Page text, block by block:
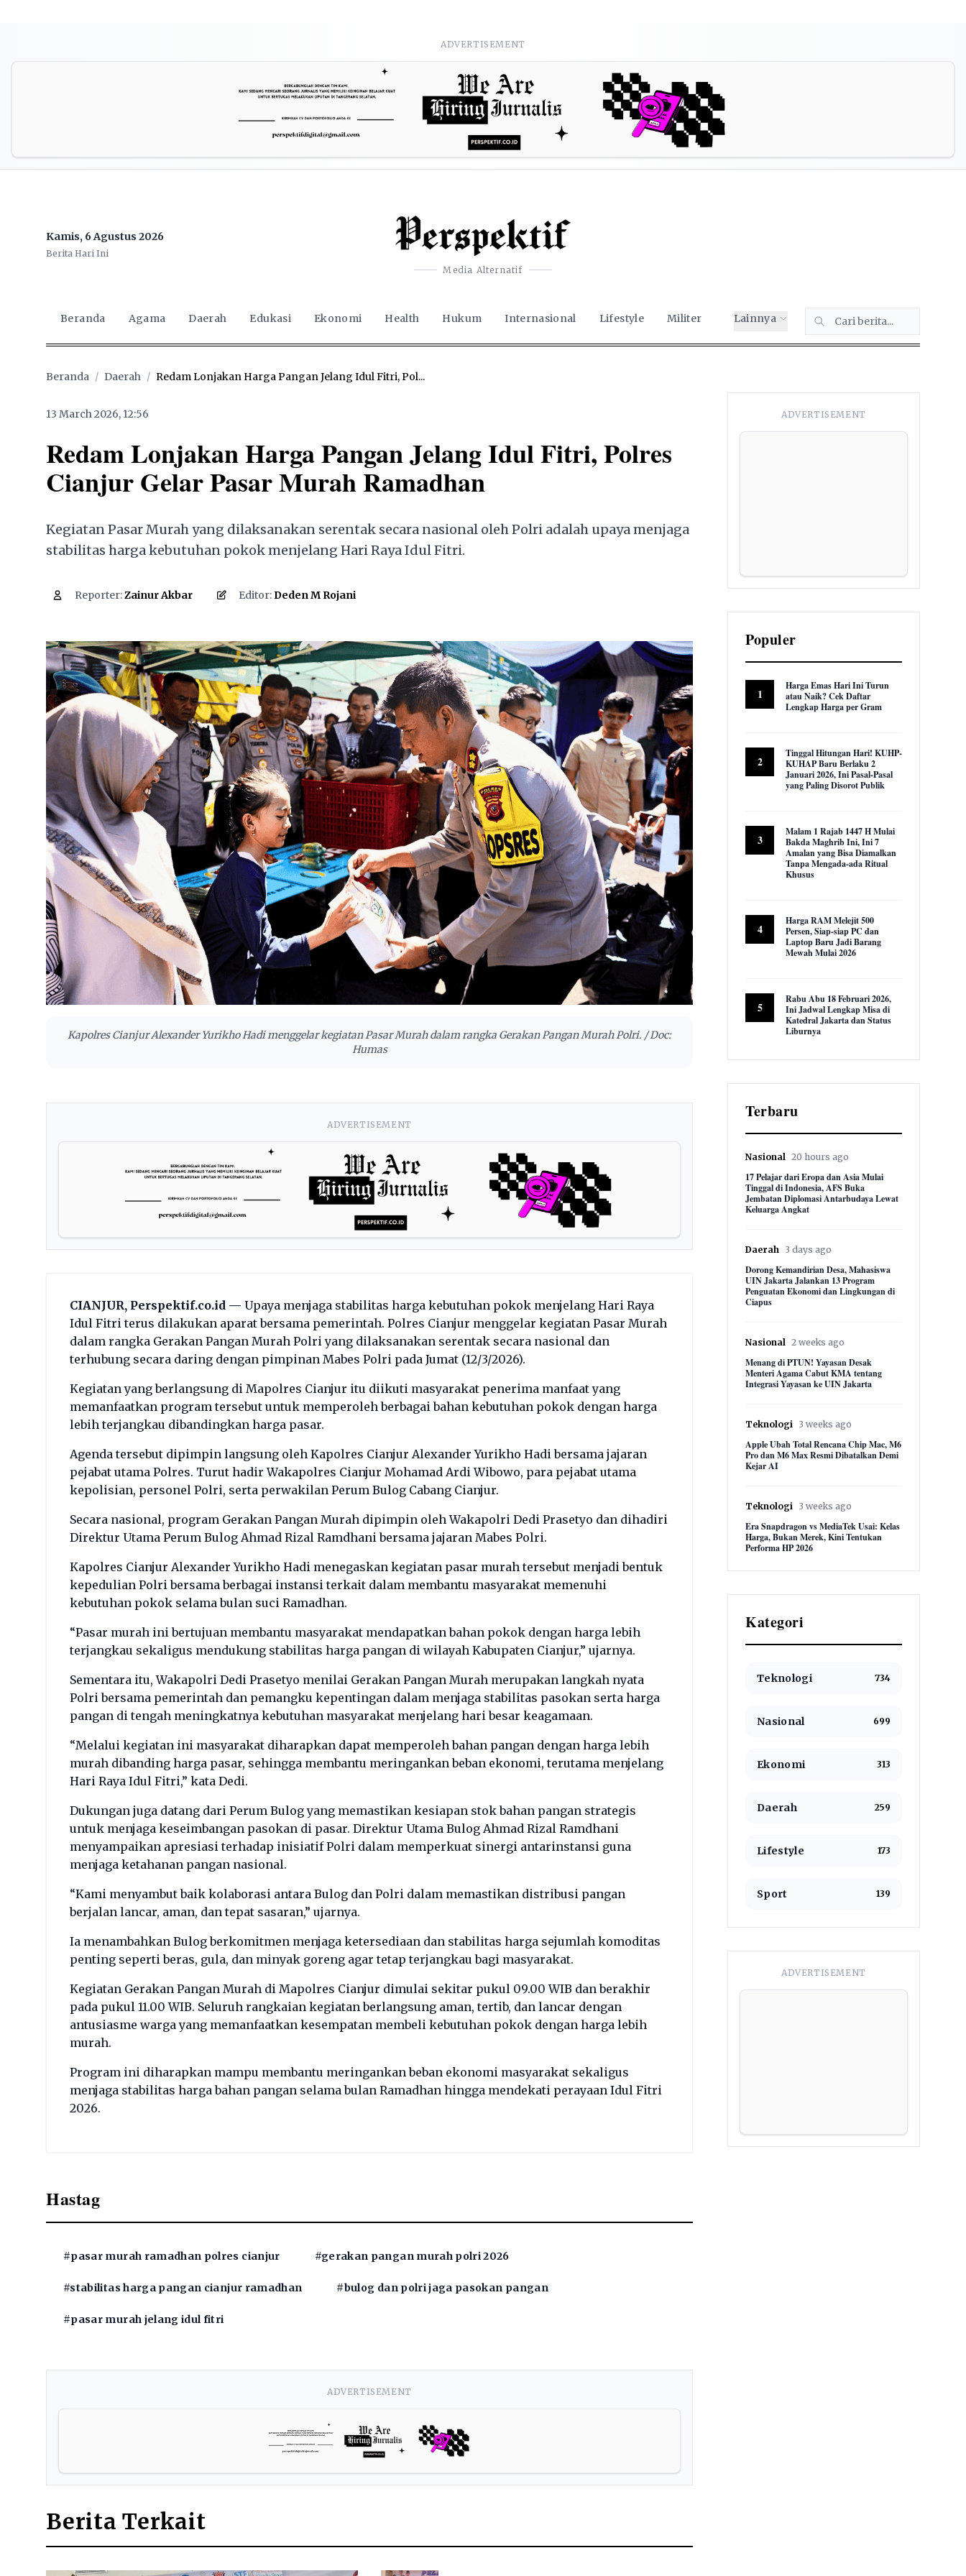
ADVERTISEMENT
Kamis, 6 Agustus 2026
Berita Hari Ini
Media Alternatif
Beranda Agama Daerah Edukasi Ekonomi Health Hukum Internasional Lifestyle Militer Lainnya
Beranda / Daerah / Redam Lonjakan Harga Pangan Jelang Idul Fitri, Pol...
13 March 2026, 12:56
Redam Lonjakan Harga Pangan Jelang Idul Fitri, Polres
Cianjur Gelar Pasar Murah Ramadhan
Kegiatan Pasar Murah yang dilaksanakan serentak secara nasional oleh Polri adalah upaya menjaga
stabilitas harga kebutuhan pokok menjelang Hari Raya Idul Fitri.
Reporter:Zainur Akbar Editor:Deden M Rojani
1,509
Kapolres Cianjur Alexander Yurikho Hadi menggelar kegiatan Pasar Murah dalam rangka Gerakan Pangan Murah Polri. / Doc:
Humas
ADVERTISEMENT
CIANJUR, Perspektif.co.id — Upaya menjaga stabilitas harga kebutuhan pokok menjelang Hari Raya
Idul Fitri terus dilakukan aparat bersama pemerintah. Polres Cianjur menggelar kegiatan Pasar Murah
dalam rangka Gerakan Pangan Murah Polri yang dilaksanakan serentak secara nasional dan
terhubung secara daring dengan pimpinan Mabes Polri pada Jumat (12/3/2026).
Kegiatan yang berlangsung di Mapolres Cianjur itu diikuti masyarakat penerima manfaat yang
memanfaatkan program tersebut untuk memperoleh berbagai bahan kebutuhan pokok dengan harga
lebih terjangkau dibandingkan harga pasar.
Agenda tersebut dipimpin langsung oleh Kapolres Cianjur Alexander Yurikho Hadi bersama jajaran
pejabat utama Polres. Turut hadir Wakapolres Cianjur Mohamad Ardi Wibowo, para pejabat utama
kepolisian, personel Polri, serta perwakilan Perum Bulog Cabang Cianjur.
Secara nasional, program Gerakan Pangan Murah dipimpin oleh Wakapolri Dedi Prasetyo dan dihadiri
Direktur Utama Perum Bulog Ahmad Rizal Ramdhani bersama jajaran Mabes Polri.
Kapolres Cianjur Alexander Yurikho Hadi menegaskan kegiatan pasar murah tersebut menjadi bentuk
kepedulian Polri bersama berbagai instansi terkait dalam membantu masyarakat memenuhi
kebutuhan pokok selama bulan suci Ramadhan.
“Pasar murah ini bertujuan membantu masyarakat mendapatkan bahan pokok dengan harga lebih
terjangkau sekaligus mendukung stabilitas harga pangan di wilayah Kabupaten Cianjur,” ujarnya.
Sementara itu, Wakapolri Dedi Prasetyo menilai Gerakan Pangan Murah merupakan langkah nyata
Polri bersama pemerintah dan pemangku kepentingan dalam menjaga stabilitas pasokan serta harga
pangan di tengah meningkatnya kebutuhan masyarakat menjelang hari besar keagamaan.
“Melalui kegiatan ini masyarakat diharapkan dapat memperoleh bahan pangan dengan harga lebih
murah dibanding harga pasar, sehingga membantu meringankan beban ekonomi, terutama menjelang
Hari Raya Idul Fitri,” kata Dedi.
Dukungan juga datang dari Perum Bulog yang memastikan kesiapan stok bahan pangan strategis
untuk menjaga keseimbangan pasokan di pasar. Direktur Utama Bulog Ahmad Rizal Ramdhani
menyampaikan apresiasi terhadap inisiatif Polri dalam memperkuat sinergi antarinstansi guna
menjaga ketahanan pangan nasional.
“Kami menyambut baik kolaborasi antara Bulog dan Polri dalam memastikan distribusi pangan
berjalan lancar, aman, dan tepat sasaran,” ujarnya.
Ia menambahkan Bulog berkomitmen menjaga ketersediaan dan stabilitas harga sejumlah komoditas
penting seperti beras, gula, dan minyak goreng agar tetap terjangkau bagi masyarakat.
Kegiatan Gerakan Pangan Murah di Mapolres Cianjur dimulai sekitar pukul 09.00 WIB dan berakhir
pada pukul 11.00 WIB. Seluruh rangkaian kegiatan berlangsung aman, tertib, dan lancar dengan
antusiasme warga yang memanfaatkan kesempatan membeli kebutuhan pokok dengan harga lebih
murah.
Program ini diharapkan mampu membantu meringankan beban ekonomi masyarakat sekaligus
menjaga stabilitas harga bahan pangan selama bulan Ramadhan hingga mendekati perayaan Idul Fitri
2026.
Hastag
#pasar murah ramadhan polres cianjur #gerakan pangan murah polri 2026
#stabilitas harga pangan cianjur ramadhan #bulog dan polri jaga pasokan pangan
#pasar murah jelang idul fitri
ADVERTISEMENT
Berita Terkait
ADVERTISEMENT
Populer
1
Harga Emas Hari Ini Turun
atau Naik? Cek Daftar
Lengkap Harga per Gram
2
Tinggal Hitungan Hari! KUHP-
KUHAP Baru Berlaku 2
Januari 2026, Ini Pasal-Pasal
yang Paling Disorot Publik
3
Malam 1 Rajab 1447 H Mulai
Bakda Maghrib Ini, Ini 7
Amalan yang Bisa Diamalkan
Tanpa Mengada-ada Ritual
Khusus
4
Harga RAM Melejit 500
Persen, Siap-siap PC dan
Laptop Baru Jadi Barang
Mewah Mulai 2026
5
Rabu Abu 18 Februari 2026,
Ini Jadwal Lengkap Misa di
Katedral Jakarta dan Status
Liburnya
Terbaru
Nasional 20 hours ago
17 Pelajar dari Eropa dan Asia Mulai
Tinggal di Indonesia, AFS Buka
Jembatan Diplomasi Antarbudaya Lewat
Keluarga Angkat
Daerah 3 days ago
Dorong Kemandirian Desa, Mahasiswa
UIN Jakarta Jalankan 13 Program
Penguatan Ekonomi dan Lingkungan di
Ciapus
Nasional 2 weeks ago
Menang di PTUN! Yayasan Desak
Menteri Agama Cabut KMA tentang
Integrasi Yayasan ke UIN Jakarta
Teknologi 3 weeks ago
Apple Ubah Total Rencana Chip Mac, M6
Pro dan M6 Max Resmi Dibatalkan Demi
Kejar AI
Teknologi 3 weeks ago
Era Snapdragon vs MediaTek Usai: Kelas
Harga, Bukan Merek, Kini Tentukan
Performa HP 2026
Kategori
Teknologi 734
Nasional 699
Ekonomi 313
Daerah 259
Lifestyle 173
Sport 139
ADVERTISEMENT